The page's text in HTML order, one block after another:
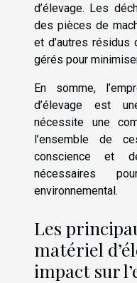
d’élevage. Les
des pièces de
et d’autres résidus
gérés pour
En somme,
d’élevage est
nécessite une
l’ensemble de
conscience et
nécessaires
environnemental.
Les
matériel
impact sur